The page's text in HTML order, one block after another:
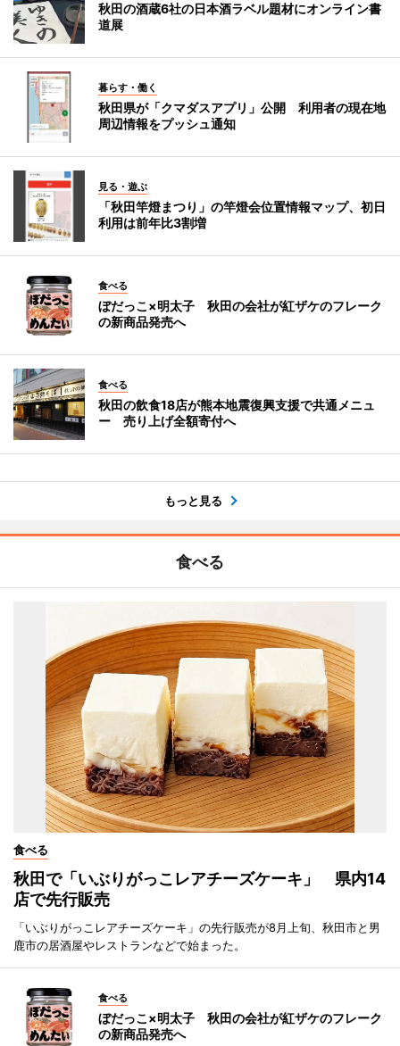
秋田の酒蔵6社の日本酒ラベル題材にオンライン書
道展
暮らす・働く
秋田県が「クマダスアプリ」公開 利用者の現在地
周辺情報をプッシュ通知
見る・遊ぶ
「秋田竿燈まつり」の竿燈会位置情報マップ、初日
利用は前年比3割増
食べる
ぼだっこ×明太子 秋田の会社が紅ザケのフレーク
の新商品発売へ
食べる
秋田の飲食18店が熊本地震復興支援で共通メニュ
ー 売り上げ全額寄付へ
もっと見る
食べる
食べる
秋田で「いぶりがっこレアチーズケーキ」 県内14
店で先行販売
「いぶりがっこレアチーズケーキ」の先行販売が8月上旬、秋田市と男
鹿市の居酒屋やレストランなどで始まった。
食べる
ぼだっこ×明太子 秋田の会社が紅ザケのフレーク
の新商品発売へ